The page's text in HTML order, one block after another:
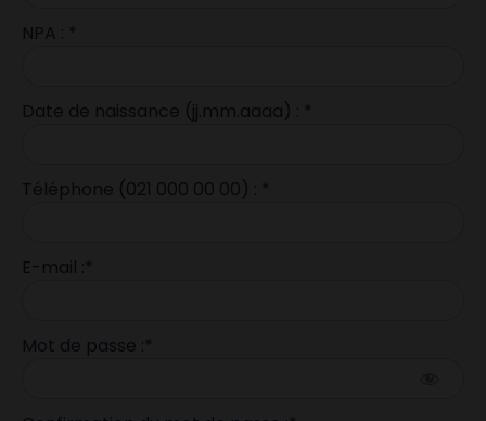
NPA : *
Date de naissance (jj.mm.aaaa) : *
Téléphone (021 000 00 00) : *
E-mail :*
Mot de passe :*